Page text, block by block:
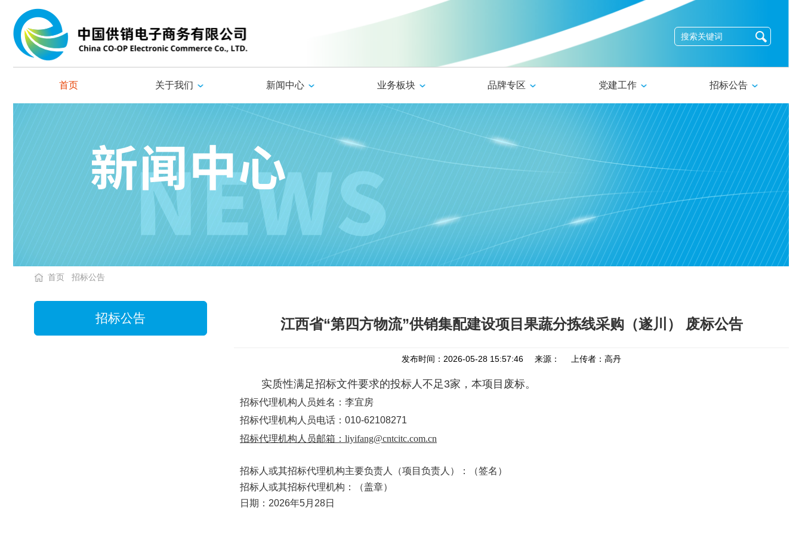
首页 关于我们 新闻中心 业务板块 品牌专区 党建工作 招标公告
首页 招标公告
招标公告 江西省“第四方物流”供销集配建设项目果蔬分拣线采购（遂川） 废标公告
发布时间：2026-05-28 15:57:46 来源： 上传者：高丹
实质性满足招标文件要求的投标人不足3家，本项目废标。
招标代理机构人员姓名：李宜房
招标代理机构人员电话： 010-62108271
招标代理机构人员邮箱： liyifang@cntcitc.com.cn
招标人或其招标代理机构主要负责人（项目负责人）：（签名）
招标人或其招标代理机构：（盖章）
日期： 2026年5月 28日